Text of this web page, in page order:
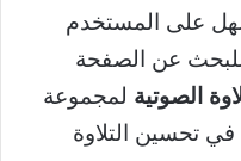
على المستخدم
عن الصفحة
الصوتية لمجموعة
تحسين التلاوة